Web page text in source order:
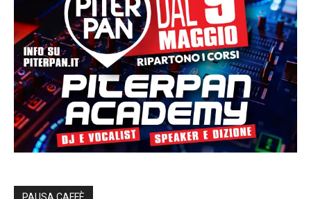
PAUSA CAFFÈ